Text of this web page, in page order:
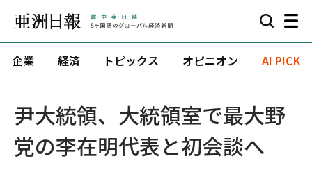
企業 経済 トピックス オピニオン AI PICK
尹大統領、大統領室で最大野
党の李在明代表と初会談へ